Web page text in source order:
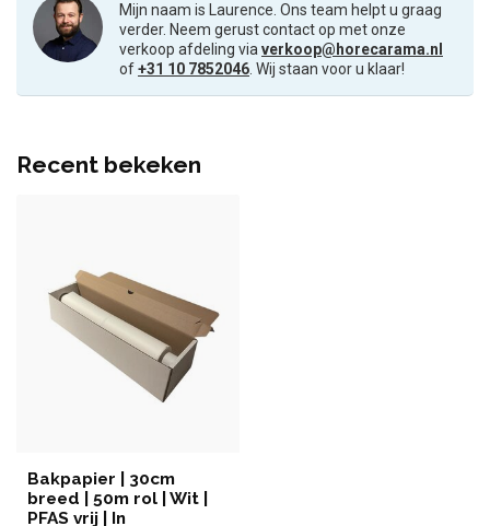
Mijn naam is Laurence. Ons team helpt u graag
verder. Neem gerust contact op met onze
verkoop afdeling viaverkoop@horecarama.nl
of+31 10 7852046. Wij staan voor u klaar!
Recent bekeken
Bakpapier | 30cm
breed | 50m rol | Wit |
PFAS vrij | In